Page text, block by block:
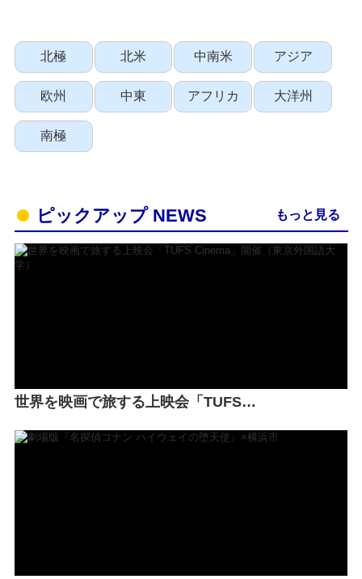
北極 北米 中南米 アジア
欧州 中東 アフリカ 大洋州
南極
ピックアップ NEWS もっと見る
世界を映画で旅する上映会「TUFS…